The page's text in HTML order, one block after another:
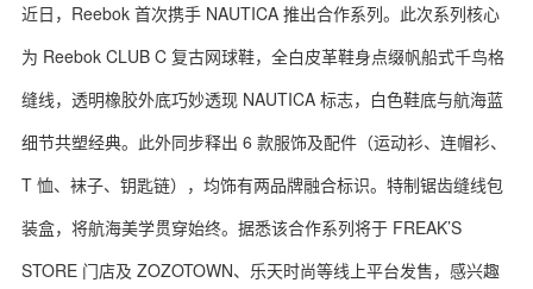
关于我们 联系我们
近日，Reebok 首次携手 NAUTICA 推出合作系列。此次系列核心
为 Reebok CLUB C 复古网球鞋，全白皮革鞋身点缀帆船式千鸟格
缝线，透明橡胶外底巧妙透现 NAUTICA 标志，白色鞋底与航海蓝
细节共塑经典。此外同步释出 6 款服饰及配件（运动衫、连帽衫、
T 恤、袜子、钥匙链），均饰有两品牌融合标识。特制锯齿缝线包
装盒，将航海美学贯穿始终。据悉该合作系列将于 FREAK’S
STORE 门店及 ZOZOTOWN、乐天时尚等线上平台发售，感兴趣